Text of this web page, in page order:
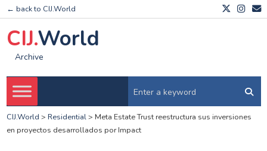
← back to CIJ.World
CIJ.World
Archive
CIJ.World > Residential> Meta Estate Trust reestructura sus inversiones
en proyectos desarrollados por Impact